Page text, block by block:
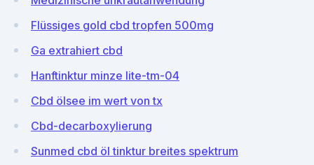
Flüssiges gold cbd tropfen 500mg
Ga extrahiert cbd
Hanftinktur minze lite-tm-04
Cbd ölsee im wert von tx
Cbd-decarboxylierung
Sunmed cbd öl tinktur breites spektrum